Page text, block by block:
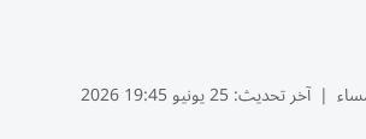
| آخر تحديث:25 يونيو 19:45 2026